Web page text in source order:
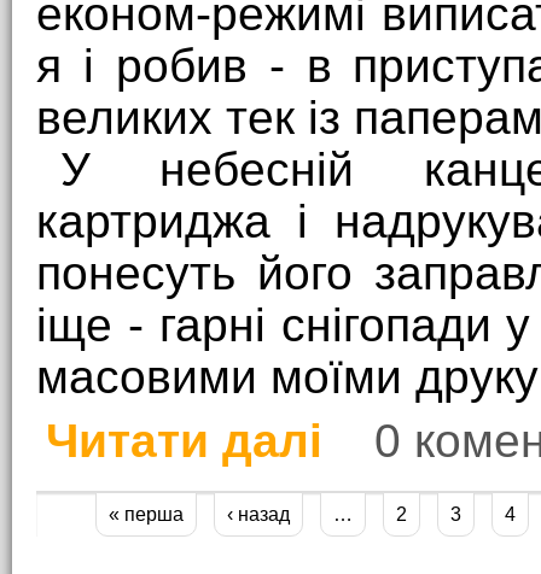
економ-режимі
я і робив - в
великих тек із
У небесній
картриджа і
понесуть його
іще - гарні снігопади
масовими моїми
Читати далі
про Небесна
0
Сторінки
« перша ‹ назад … 2 3 4